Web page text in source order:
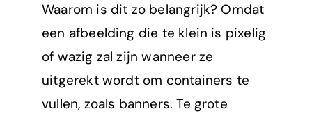
Waarom is dit zo belangrijk? Omdat
een afbeelding die te klein is pixelig
of wazig zal zijn wanneer ze
uitgerekt wordt om containers te
vullen, zoals banners. Te grote